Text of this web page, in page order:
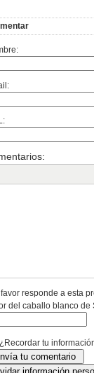
favor responde a esta
del caballo blanco de
¿Recordar tu